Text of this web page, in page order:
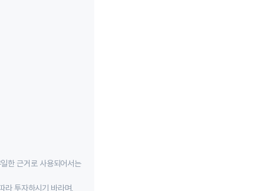
한 근거로 사용되어서는
투자하시기 바라며,